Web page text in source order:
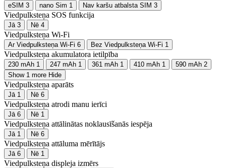
eSIM 3 nano Sim 1 Nav karšu atbalsta SIM 3
Viedpulksteņa SOS funkcija
Jā 3 Nē 4
Viedpulksteņa Wi-Fi
Ar Viedpulksteņa Wi-Fi 6 Bez Viedpulksteņa Wi-Fi 1
Viedpulksteņa akumulatora ietilpība
230 mAh 1 247 mAh 1 361 mAh 1 410 mAh 1 590 mAh 2
Show 1 more Hide
Viedpulksteņa aparāts
Jā 1 Nē 6
Viedpulksteņa atrodi manu ierīci
Jā 6 Nē 1
Viedpulksteņa attālinātas noklausīšanās iespēja
Jā 1 Nē 6
Viedpulksteņa attāluma mērītājs
Jā 6 Nē 1
Viedpulksteņa displeja izmērs